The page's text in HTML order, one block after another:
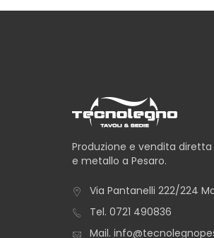
Produzione e vendita
e metallo a Pesaro.
Via Pantanelli 222/224
Tel. 0721 490836
Mail.